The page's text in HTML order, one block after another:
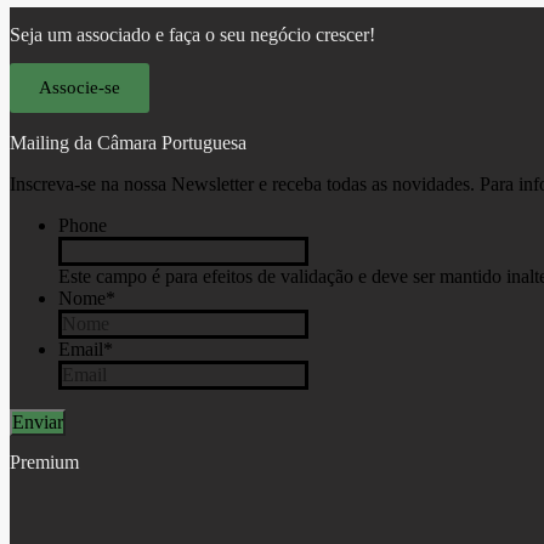
Seja um associado e faça o seu negócio crescer!
Associe-se
Mailing da Câmara Portuguesa
Inscreva-se na nossa Newsletter e receba todas as novidades. Para
Phone
Este campo é para efeitos de validação e deve ser mantido
Nome*
Email*
Premium